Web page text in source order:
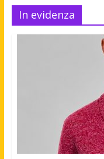
In evidenza